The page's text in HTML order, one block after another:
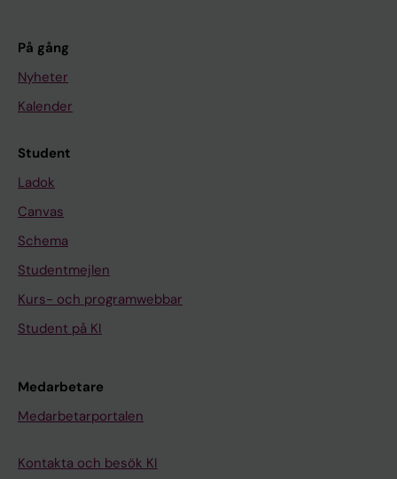
På gång
Nyheter
Kalender
Student
Ladok
Canvas
Schema
Studentmejlen
Kurs- och programwebbar
Student på KI
Medarbetare
Medarbetarportalen
Kontakta och besök KI